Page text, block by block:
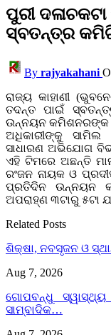
ପୁରୀ
ସ୍ବତନ୍ତ୍ର
By rajyakahani
ରାଜ୍ୟ କାହାଣୀ
ତଦନ୍ତ ପାଇଁ
ଉନ୍ନୟନ କମିଶନରଙ୍କ
ଅଧିକାରୀଙ୍କୁ ସାମିଲ
ସାଧାରଣ ଅଭିଯୋଗ
ଏହି ଟିମରେ ଅଛନ୍ତି
ରଂଜନ ନାୟକ ଓ
ପ୍ରତିଦିନ ଉନ୍ନୟନ
ଅପରାହ୍‌ଣ ୩ଟାରୁ ୫ଟା
Related Posts
ଶିକ୍ଷା, ନବସୃଜନ ଓ
Aug 7, 2026
ଗୋପବନ୍ଧୁ ସ୍ୱାସ୍ଥ୍ୟ
ସାମ୍ବାଦିକ…